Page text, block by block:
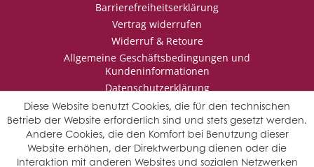
Barrierefreiheitserklärung
Vertrag widerrufen
Widerruf & Retoure
Allgemeine Geschäftsbedingungen und
Kundeninformationen
Datenschutzerklärung
Impressum
* Wir behalten uns vor den Jahrgang auszuwählen, sollten mehrere
Diese Website benutzt Cookies, die für den technischen
Betrieb der Website erforderlich sind und stets gesetzt werden.
Andere Cookies, die den Komfort bei Benutzung dieser
Website erhöhen, der Direktwerbung dienen oder die
Interaktion mit anderen Websites und sozialen Netzwerken